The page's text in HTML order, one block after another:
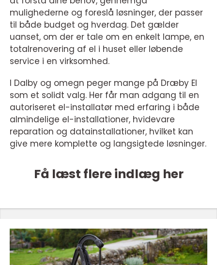
mulighederne og foreslå løsninger, der passer
til både budget og hverdag. Det gælder
uanset, om der er tale om en enkelt lampe, en
totalrenovering af el i huset eller løbende
service i en virksomhed.
I Dalby og omegn peger mange på Dræby El
som et solidt valg. Her får man adgang til en
autoriseret el-installatør med erfaring i både
almindelige el-installationer, hvidevare
reparation og datainstallationer, hvilket kan
give mere komplette og langsigtede løsninger.
Få læst flere indlæg her